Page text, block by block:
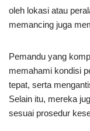
oleh lokasi atau
memancing juga
Pemandu yang
memahami kondisi
tepat, serta
Selain itu, mereka
sesuai prosedur